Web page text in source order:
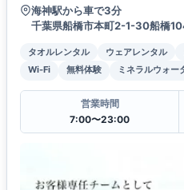
海神駅から車で3分
千葉県船橋市本町2-1-30船橋
タオルレンタル ウェアレンタル
Wi-Fi
無料体験 ミネラルウォー
営業時間
7:00〜23:00